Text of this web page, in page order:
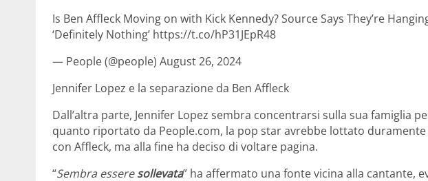
Is Ben Affleck Moving on with Kick Kennedy? Source Says They’re
‘Definitely Nothing’ https://t.co/hP31JEpR48
— People (@people) August 26, 2024
Jennifer Lopez e la separazione da Ben Affleck
Dall’altra parte, Jennifer Lopez sembra concentrarsi sulla sua famiglia
quanto riportato da People.com, la pop star avrebbe lottato
con Affleck, ma alla fine ha deciso di voltare pagina.
“Sembra esseresollevata” ha affermato una fonte vicina alla cantante,